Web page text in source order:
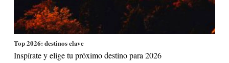
Top 2026: destinos clave
Inspírate y elige tu próximo destino para 2026